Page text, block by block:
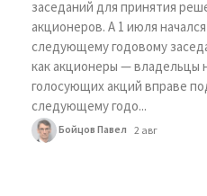
заседаний для принятия
акционеров. А 1 июля
следующему годовому
как акционеры — владельцы
голосующих акций вправе
следующему годо...
Бойцов Павел 2 авг